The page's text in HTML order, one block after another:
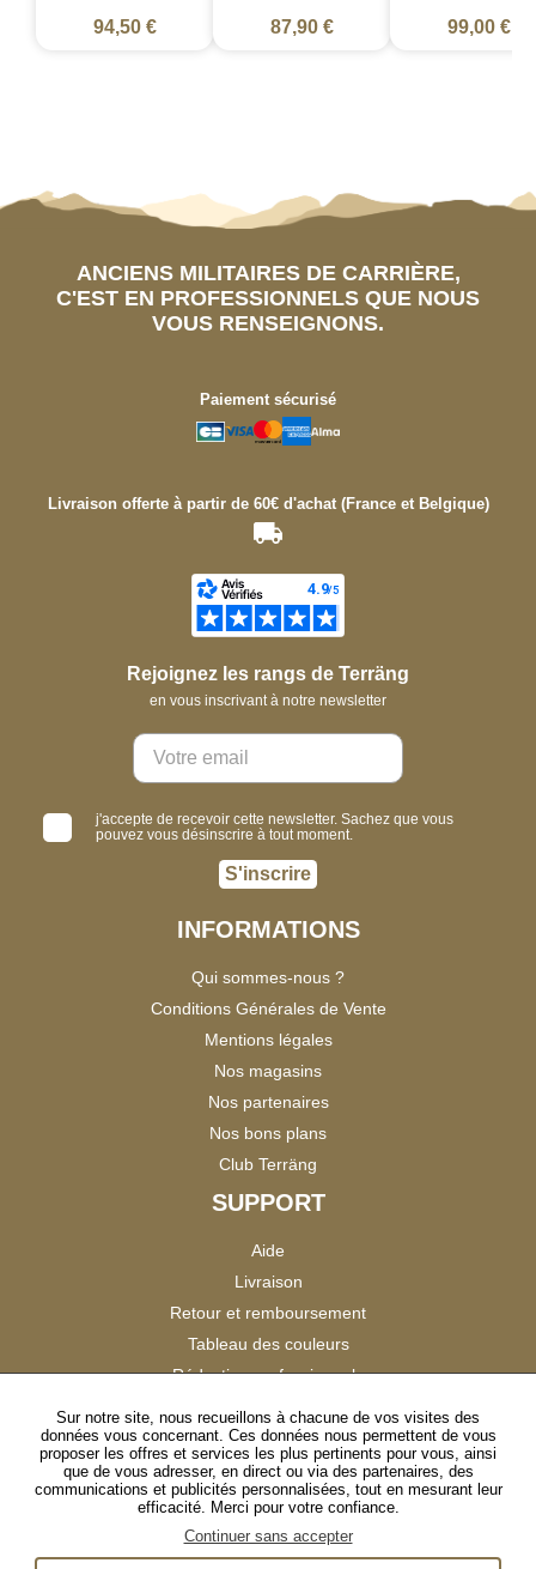
94,50 € 87,90 € 99,00 €
ANCIENS MILITAIRES DE CARRIÈRE,
C'EST EN PROFESSIONNELS QUE NOUS
VOUS RENSEIGNONS.
Paiement sécurisé
Livraison offerte à partir de 60€ d'achat (France et Belgique)
Rejoignez les rangs de Terräng
en vous inscrivant à notre newsletter
j'accepte de recevoir cette newsletter. Sachez que vous
pouvez vous désinscrire à tout moment.
S'inscrire
INFORMATIONS
Qui sommes-nous ?
Conditions Générales de Vente
Mentions légales
Nos magasins
Nos partenaires
Nos bons plans
Club Terräng
SUPPORT
Aide
Livraison
Retour et remboursement
Tableau des couleurs
Réduction professionnels
Catalogues
Satisfaction Clients
SUIVEZ-NOUS
Sur notre site, nous recueillons à chacune de vos visites des
données vous concernant. Ces données nous permettent de vous
proposer les offres et services les plus pertinents pour vous, ainsi
que de vous adresser, en direct ou via des partenaires, des
communications et publicités personnalisées, tout en mesurant leur
efficacité. Merci pour votre confiance.
Continuer sans accepter